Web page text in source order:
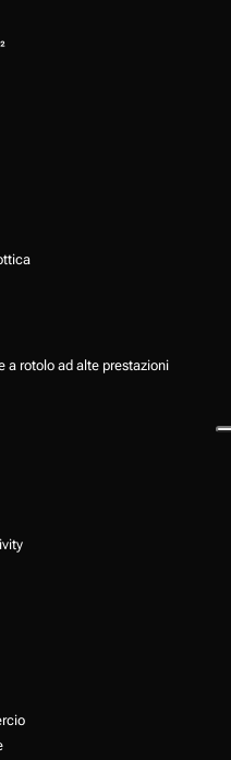
a rotolo ad alte prestazioni